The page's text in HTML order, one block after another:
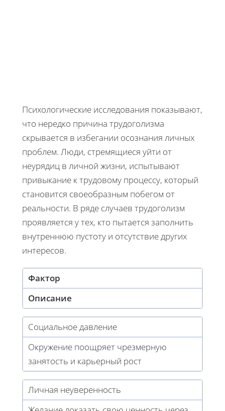
Психологические исследования показывают,
что нередко причина трудоголизма
скрывается в избегании осознания личных
проблем. Люди, стремящиеся уйти от
неурядиц в личной жизни, испытывают
привыкание к трудовому процессу, который
становится своеобразным побегом от
реальности. В ряде случаев трудоголизм
проявляется у тех, кто пытается заполнить
внутреннюю пустоту и отсутствие других
интересов.
Фактор
Описание
Социальное давление
Окружение поощряет чрезмерную
занятость и карьерный рост
Личная неуверенность